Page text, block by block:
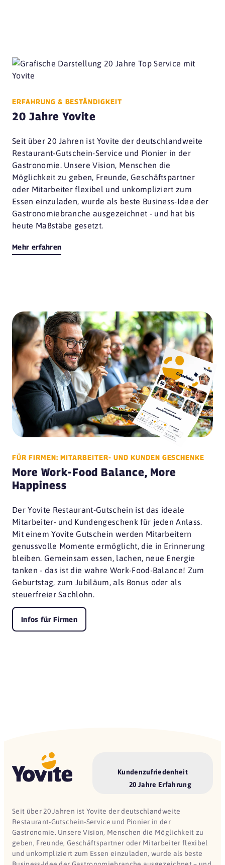
ERFAHRUNG & BESTÄNDIGKEIT
20 Jahre Yovite
Seit über 20 Jahren ist Yovite der deutschlandweite
Restaurant-Gutschein-Service und Pionier in der
Gastronomie. Unsere Vision, Menschen die
Möglichkeit zu geben, Freunde, Geschäftspartner
oder Mitarbeiter flexibel und unkompliziert zum
Essen einzuladen, wurde als beste Business-Idee der
Gastronomiebranche ausgezeichnet - und hat bis
heute Maßstäbe gesetzt.
Mehr erfahren
FÜR FIRMEN: MITARBEITER- UND KUNDEN GESCHENKE
More Work-Food Balance, More
Happiness
Der Yovite Restaurant-Gutschein ist das ideale
Mitarbeiter- und Kundengeschenk für jeden Anlass.
Mit einem Yovite Gutschein werden Mitarbeitern
genussvolle Momente ermöglicht, die in Erinnerung
bleiben. Gemeinsam essen, lachen, neue Energie
tanken - das ist die wahre Work-Food-Balance! Zum
Geburtstag, zum Jubiläum, als Bonus oder als
steuerfreier Sachlohn.
Infos für Firmen
Kundenzufriedenheit
20 Jahre Erfahrung
Seit über 20 Jahren ist Yovite der deutschlandweite
Restaurant-Gutschein-Service und Pionier in der
Gastronomie. Unsere Vision, Menschen die Möglichkeit zu
geben, Freunde, Geschäftspartner oder Mitarbeiter flexibel
und unkompliziert zum Essen einzuladen, wurde als beste